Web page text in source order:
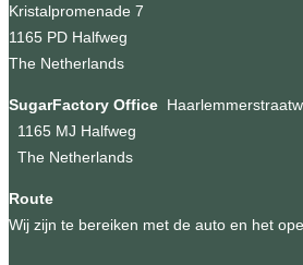
Kristalpromenade 7
1165 PD Halfweg
The Netherlands
SugarFactory Office
1165 MJ Halfweg
The Netherlands
Route
Wij zijn te bereiken met de auto en het